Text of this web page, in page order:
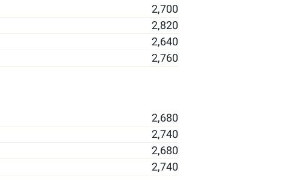
2,700
2,820
2,640
2,760
2,680
2,740
2,680
2,740